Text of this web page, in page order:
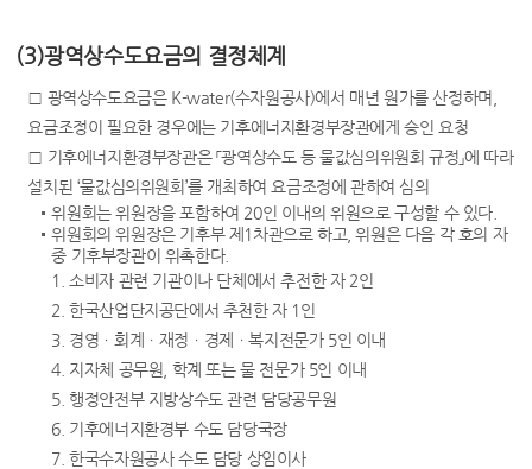
(3)광역상수도요금의 결정체계
□ 광역상수도요금은 K-water(수자원공사)에서 매년 원가를 산정하며,
요금조정이 필요한 경우에는 기후에너지환경부장관에게 승인 요청
□ 기후에너지환경부장관은 「광역상수도 등 물값심의위원회 규정」에 따라
설치된 ‘물값심의위원회’를 개최하여 요금조정에 관하여 심의
위원회는 위원장을 포함하여 20인 이내의 위원으로 구성할 수 있다.
위원회의 위원장은 기후부 제1차관으로 하고, 위원은 다음 각 호의 자
중 기후부장관이 위촉한다.
1. 소비자 관련 기관이나 단체에서 추전한 자 2인
2. 한국산업단지공단에서 추천한 자 1인
3. 경영ㆍ회계ㆍ재정ㆍ경제ㆍ복지전문가 5인 이내
4. 지자체 공무원, 학계 또는 물 전문가 5인 이내
5. 행정안전부 지방상수도 관련 담당공무원
6. 기후에너지환경부 수도 담당국장
7. 한국수자원공사 수도 담당 상임이사